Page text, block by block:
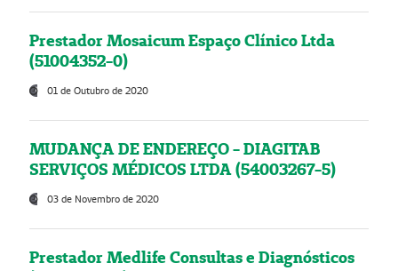
Prestador Mosaicum Espaço Clínico Ltda
(51004352-0)
01 de Outubro de 2020
MUDANÇA DE ENDEREÇO - DIAGITAB
SERVIÇOS MÉDICOS LTDA (54003267-5)
03 de Novembro de 2020
Prestador Medlife Consultas e Diagnósticos